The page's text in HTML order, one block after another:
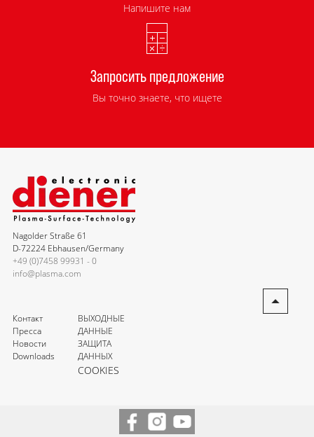
Напишите нам
Запросить предложение
Вы точно знаете, что ищете
Nagolder Straße 61
D-72224 Ebhausen/Germany
+49 (0)7458 99931 - 0
info@plasma.com
Контакт
Пресса
Новости
Downloads
ВЫХОДНЫЕ
ДАННЫЕ
ЗАЩИТА
ДАННЫХ
COOKIES